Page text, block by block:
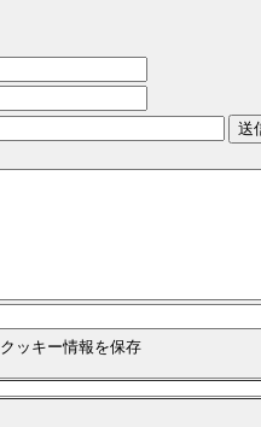
クッキー情報を保存